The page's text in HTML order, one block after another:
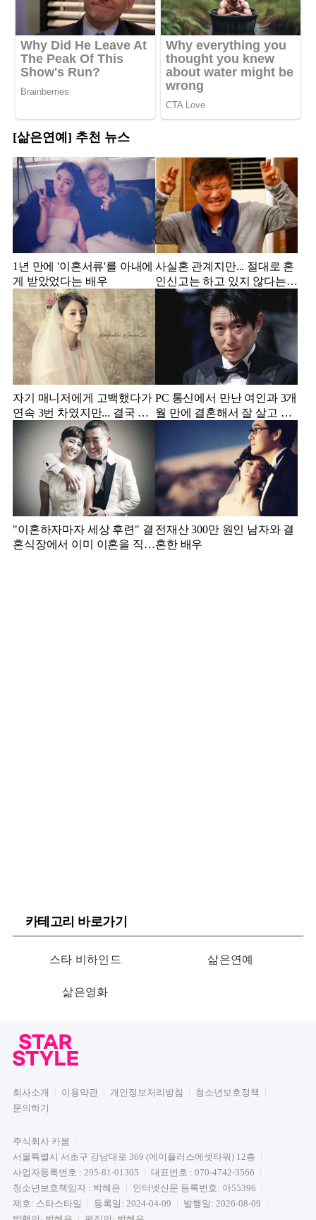
[삶은연예] 추천 뉴스
1년 만에 '이혼서류'를 아내에
게 받았었다는 배우
사실혼 관계지만... 절대로 혼
인신고는 하고 있지 않다는
배우
자기 매니저에게 고백했다가
연속 3번 차였지만... 결국 결
혼에 성공한 배우
PC 통신에서 만난 여인과 3개
월 만에 결혼해서 잘 살고 있
"이혼하자마자 세상 후련" 결
혼식장에서 이미 이혼을 직감
전재산 300만 원인 남자와 결
혼한 배우
카테고리 바로가기
스타 비하인드 삶은연예
삶은영화
회사소개 이용약관 개인정보처리방침
청소년보호정책
문의하기
주식회사 카붐
서울특별시 서초구 강남대로 369 (에이플러스에셋타워) 12층
사업자등록번호 : 295-81-01305
대표번호 : 070-4742-3566
청소년보호책임자 : 박혜은
인터넷신문 등록번호: 아55396
제호: 스타스타일
등록일: 2024-04-09
발행일: 2026-08-09